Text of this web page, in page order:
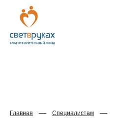
Главная
Специалистам